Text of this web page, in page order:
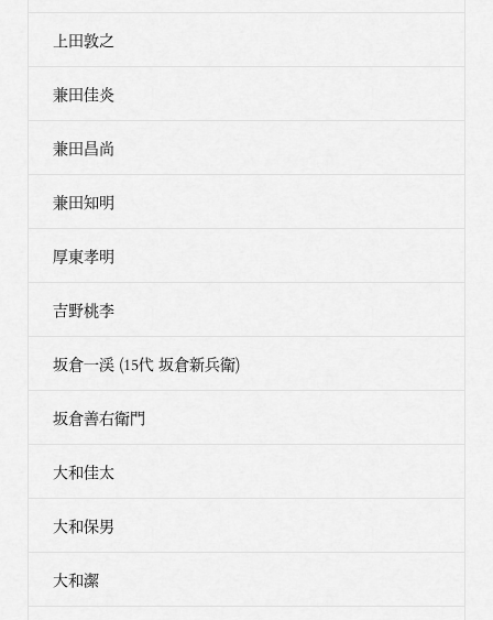
上田敦之
兼田佳炎
兼田昌尚
兼田知明
厚東孝明
吉野桃李
坂倉一渓 (15代 坂倉新兵衛)
坂倉善右衛門
大和佳太
大和保男
大和潔